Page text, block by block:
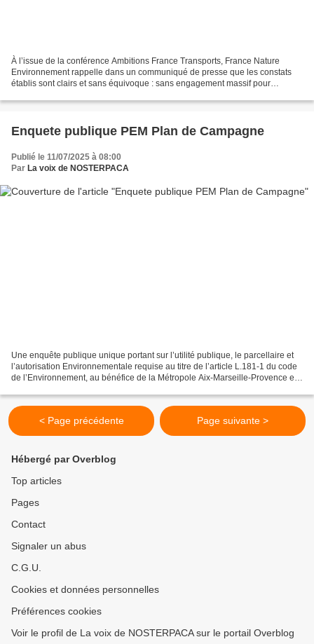
À l’issue de la conférence Ambitions France Transports, France Nature
Environnement rappelle dans un communiqué de presse que les constats
établis sont clairs et sans équivoque : sans engagement massif pour
Enquete publique PEM Plan de Campagne
Publié le 11/07/2025 à 08:00
Par La voix de NOSTERPACA
Une enquête publique unique portant sur l’utilité publique, le parcellaire et
l’autorisation Environnementale requise au titre de l’article L.181-1 du code
de l’Environnement, au bénéfice de la Métropole Aix-Marseille-Provence et
< Page précédente Page suivante >
Hébergé par Overblog
Top articles
Pages
Contact
Signaler un abus
C.G.U.
Cookies et données personnelles
Préférences cookies
Voir le profil de La voix de NOSTERPACA sur le portail Overblog